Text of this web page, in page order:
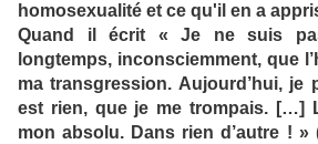
homosexualité et ce qu'il en a
Quand il écrit « Je ne suis
longtemps, inconsciemment, que
ma transgression. Aujourd’hui, je
est rien, que je me trompais. […]
mon absolu. Dans rien d’autre ! »